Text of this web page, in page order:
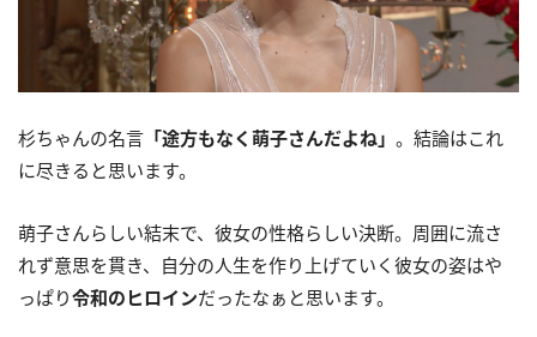
杉ちゃんの名言 「途方もなく萌子さんだよね」 。結論はこれ
に尽きると思います。
萌子さんらしい結末で、彼女の性格らしい決断。周囲に流さ
れず意思を貫き、自分の人生を作り上げていく彼女の姿はや
っぱり令和のヒロインだったなぁと思います。